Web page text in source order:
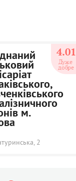
м.
2
4.01
Дуже
добре